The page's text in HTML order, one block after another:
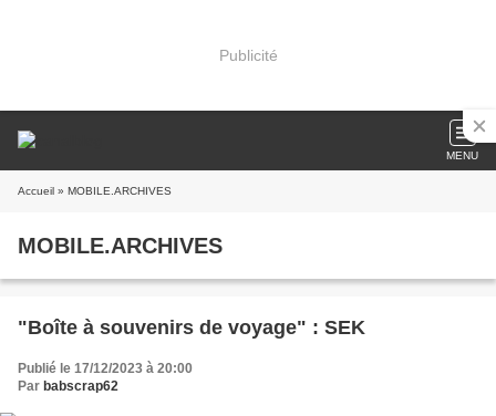
Publicité
MENU
Accueil » MOBILE.ARCHIVES
MOBILE.ARCHIVES
"Boîte à souvenirs de voyage" : SEK
Publié le 17/12/2023 à 20:00
Par babscrap62